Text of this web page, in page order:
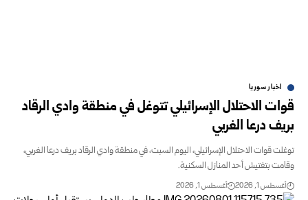
اخبار سوريا
قوات الاحتلال الإسرائيلي تتوغل في منطقة وادي الرقاد
‏بريف درعا الغربي‎ ‎
توغلت قوات الاحتلال الإسرائيلي، اليوم السبت، في ‏منطقة وادي الرقاد بريف درعا الغربي،
وقامت بتفتيش ‏أحد المنازل السكنية.‏
أغسطس 1, 2026 أغسطس 1, 2026